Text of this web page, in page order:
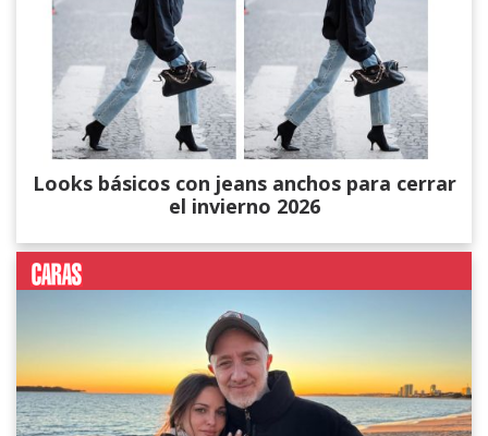
Looks básicos con jeans anchos para cerrar
el invierno 2026